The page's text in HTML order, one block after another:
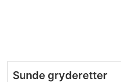
Sunde gryderetter